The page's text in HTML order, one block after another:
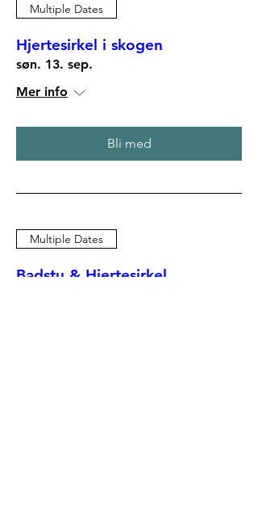
Multiple Dates
Hjertesirkel i skogen
søn. 13. sep.
Mer info
Bli med
Multiple Dates
Badstu & Hjertesirkel